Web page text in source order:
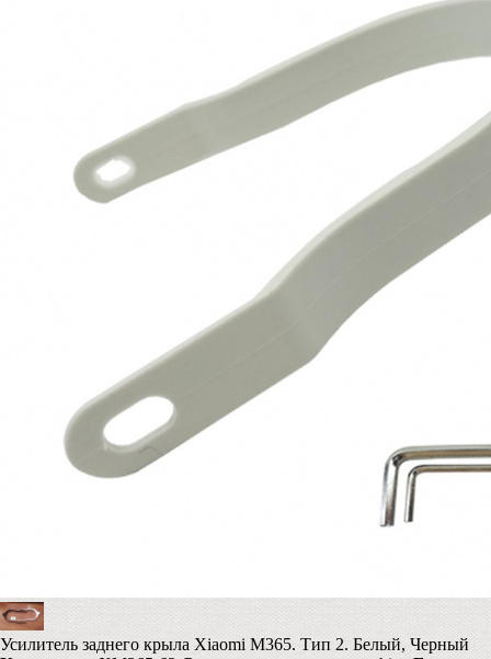
Усилитель заднего крыла Xiaomi M365. Тип 2. Белый, Черный